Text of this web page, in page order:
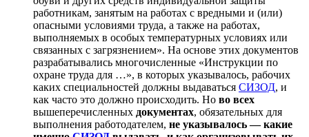
работникам, занятым на работах с вредными и (или)
опасными условиями труда, а также на работах,
выполняемых в особых температурных условиях или
связанных с загрязнением». На основе этих документов
разрабатывались многочисленные «Инструкции по
охране труда для …», в которых указывалось, рабочих
каких специальностей должны выдаваться СИЗОД, и
как часто это должно происходить. Но во всех
вышеперечисленных документах, обязательных для
выполнения работодателем, не указывалось — какие